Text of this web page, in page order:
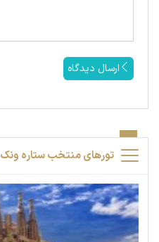
ارسال دیدگاه
تورهای منتخب ستاره ونک